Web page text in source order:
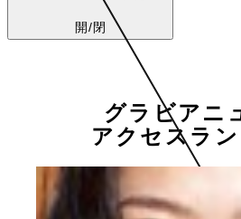
開/閉
グラビアニ
アクセスラ